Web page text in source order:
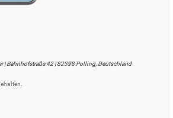
| Bahnhofstraße 42 | 82398 Polling, Deutschland